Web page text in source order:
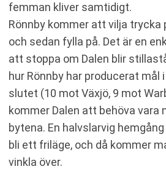
femman kliver samtidigt.
Rönnby kommer att vilja trycka
och sedan fylla på. Det är en
att stoppa om Dalen blir
hur Rönnby har producerat mål
slutet (10 mot Växjö, 9 mot
kommer Dalen att behöva vara
bytena. En halvslarvig
bli ett friläge, och då kommer
vinkla över.